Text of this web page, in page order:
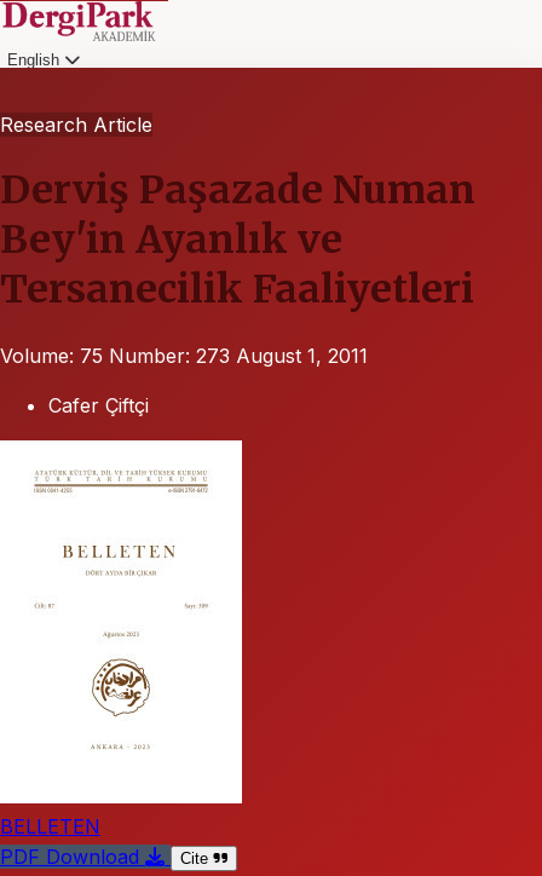
English
Research Article
Derviş Paşazade Numan
Bey'in Ayanlık ve
Tersanecilik Faaliyetleri
Volume: 75 Number: 273 August 1, 2011
Cafer Çiftçi
BELLETEN
PDF Download
Cite